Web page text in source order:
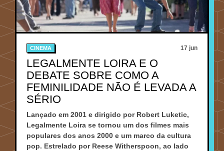
CINEMA 17 jun
LEGALMENTE LOIRA E O
DEBATE SOBRE COMO A
FEMINILIDADE NÃO É LEVADA A
SÉRIO
Lançado em 2001 e dirigido por Robert Luketic,
Legalmente Loira se tornou um dos filmes mais
populares dos anos 2000 e um marco da cultura
pop. Estrelado por Reese Witherspoon, ao lado